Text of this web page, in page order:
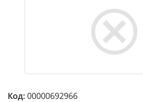
Код:00000692966